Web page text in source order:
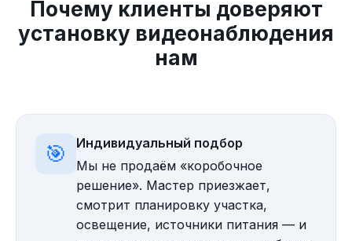
Почему клиенты доверяют
установку видеонаблюдения
нам
🎯
Индивидуальный подбор
Мы не продаём «коробочное
решение». Мастер приезжает,
смотрит планировку участка,
освещение, источники питания — и